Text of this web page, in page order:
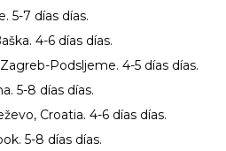
5-7 días días.
4-6 días días.
Podsljeme. 4-5 días días.
5-8 días días.
Croatia. 4-6 días días.
5-8 días días.